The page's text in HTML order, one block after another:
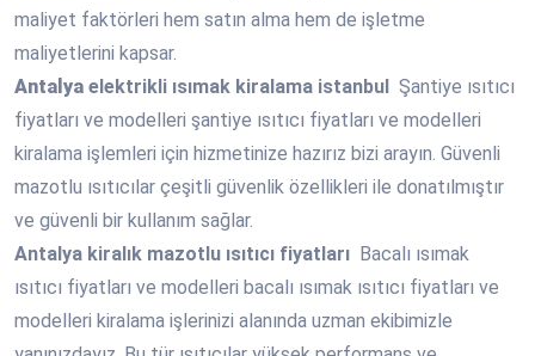
maliyet faktörleri hem satın alma hem de işletme
maliyetlerini kapsar.
Antalya elektrikli ısımak kiralama istanbul
Şantiye ısıtıcı
fiyatları ve modelleri şantiye ısıtıcı fiyatları ve modelleri
kiralama işlemleri için hizmetinize hazırız bizi arayın. Güvenli
mazotlu ısıtıcılar çeşitli güvenlik özellikleri ile donatılmıştır
ve güvenli bir kullanım sağlar.
Antalya kiralık mazotlu ısıtıcı fiyatları Bacalı ısımak
ısıtıcı fiyatları ve modelleri bacalı ısımak ısıtıcı fiyatları ve
modelleri kiralama işlerinizi alanında uzman ekibimizle